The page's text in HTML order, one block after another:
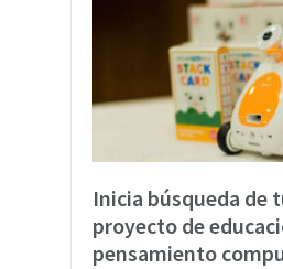
Inicia búsqueda de
proyecto de
pensamiento